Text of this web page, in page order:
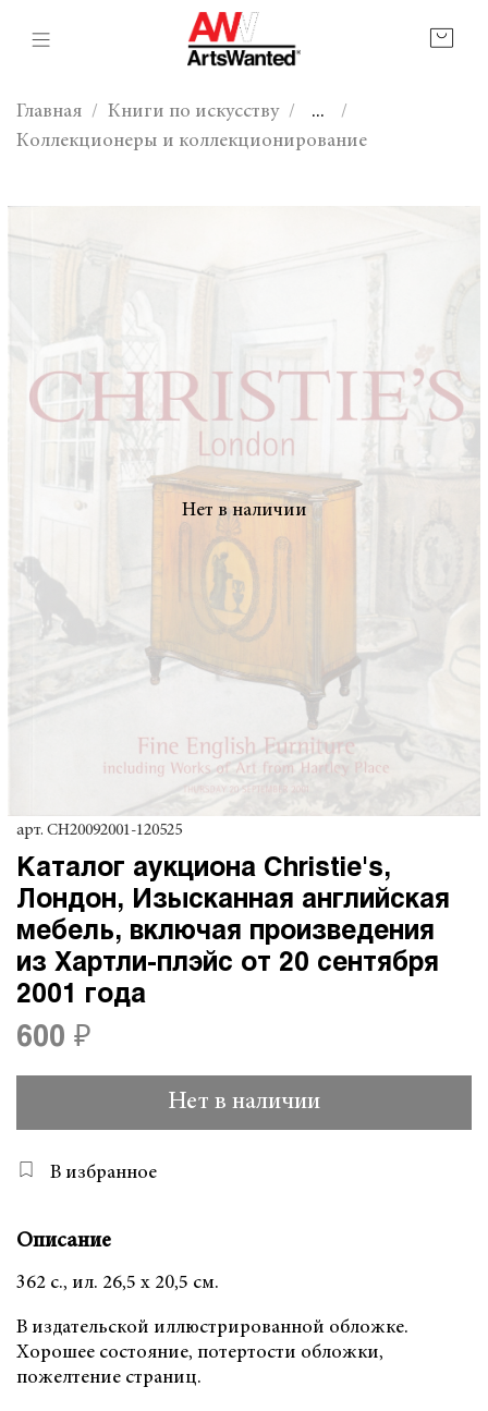
Главная Книги по искусству
...
Коллекционеры и коллекционирование
Нет в наличии
арт. CH20092001-120525
Каталог аукциона Christie's,
Лондон, Изысканная английская
мебель, включая произведения
из Хартли-плэйс от 20 сентября
2001 года
600 ₽
Нет в наличии
В избранное
Описание
362 с., ил. 26,5 х 20,5 см.
В издательской иллюстрированной обложке.
Хорошее состояние, потертости обложки,
пожелтение страниц.